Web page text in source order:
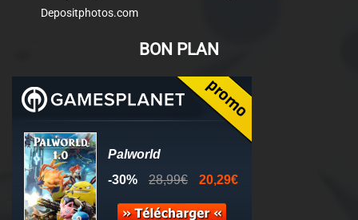
Depositphotos.com
BON PLAN